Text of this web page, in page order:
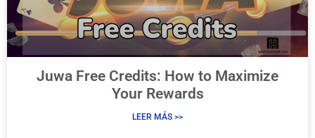
Juwa Free Credits: How to Maximize
Your Rewards
LEER MÁS >>